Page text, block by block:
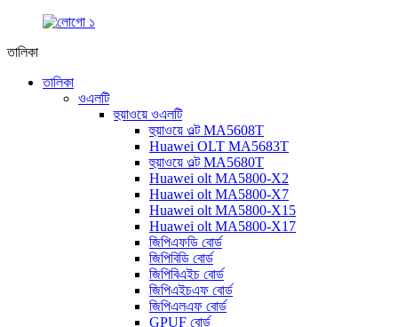
তালিকা
তালিকা
ওএলটি
হুয়াওয়ে ওএলটি
হুয়াওয়ে ওল্ট MA5608T
Huawei OLT MA5683T
হুয়াওয়ে ওল্ট MA5680T
Huawei olt MA5800-X2
Huawei olt MA5800-X7
Huawei olt MA5800-X15
Huawei olt MA5800-X17
জিপিএফডি বোর্ড
জিপিবিডি বোর্ড
জিপিবিএইচ বোর্ড
জিপিএইচএফ বোর্ড
জিপিএলএফ বোর্ড
GPUF বোর্ড